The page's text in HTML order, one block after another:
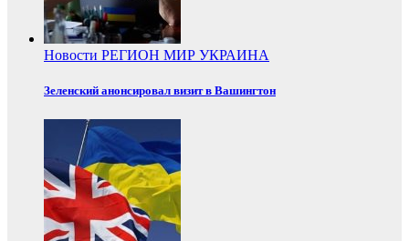
Новости РЕГИОН МИР УКРАИНА
Зеленский анонсировал визит в Вашингтон